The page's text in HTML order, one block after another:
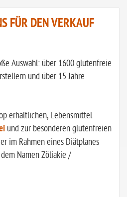
FÜR DEN VERKAUF
Auswahl: über 1600 glutenfreie
und über 15 Jahre
erhältlichen, Lebensmittel
und zur besonderen glutenfreien
im Rahmen eines Diätplanes
Namen Zöliakie /